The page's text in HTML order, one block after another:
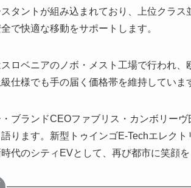
タントが組み込まれており、上位クラ
で快適な移動をサポートします。
ロベニアのノボ・メスト工場で行われ
仕様でも手の届く価格帯を維持していま
・ブランドCEOファブリス・カンボリー
ります。新型トゥインゴE-Techエレク
代のシティEVとして、再び都市に笑顔